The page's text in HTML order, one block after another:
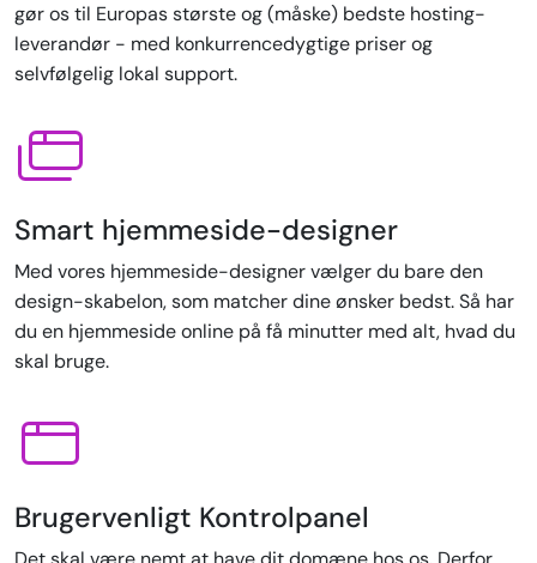
gør os til Europas største og (måske) bedste hosting-
leverandør - med konkurrencedygtige priser og
selvfølgelig lokal support.
Smart hjemmeside-designer
Med vores hjemmeside-designer vælger du bare den
design-skabelon, som matcher dine ønsker bedst. Så har
du en hjemmeside online på få minutter med alt, hvad du
skal bruge.
Brugervenligt Kontrolpanel